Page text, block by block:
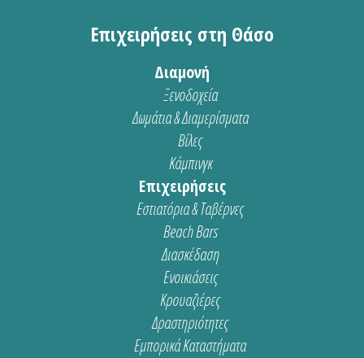
Επιχειρήσεις στη Θάσο
Διαμονή
Ξενοδοχεία
Δωμάτια & Διαμερίσματα
Βίλες
Κάμπινγκ
Επιχειρήσεις
Εστιατόρια & Ταβέρνες
Beach Bars
Διασκέδαση
Ενοικιάσεις
Κρουαζιέρες
Δραστηριότητες
Εμπορικά Καταστήματα